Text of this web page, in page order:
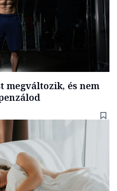
megváltozik, és nem